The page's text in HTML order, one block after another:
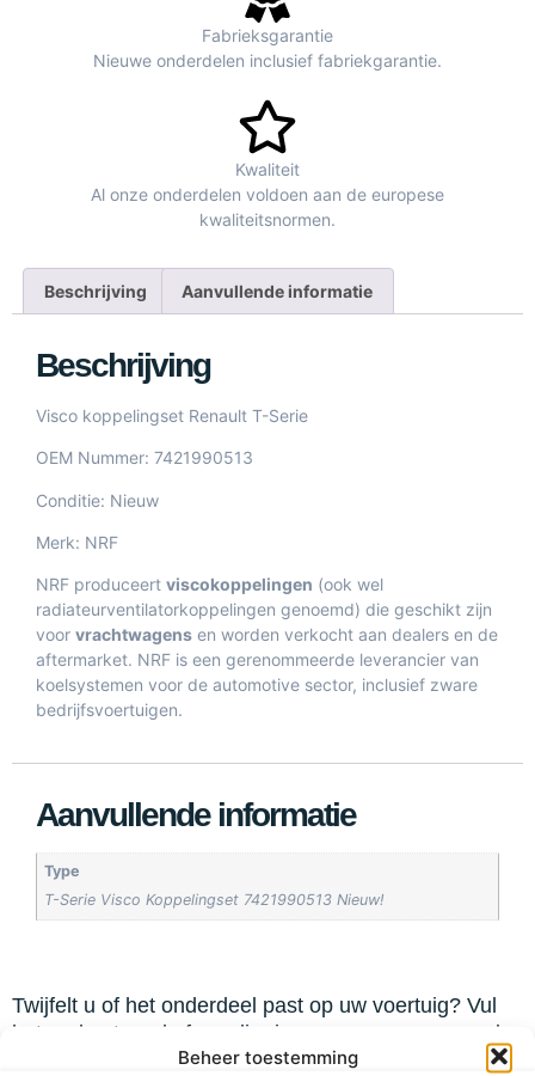
Beheer toestemming
Fabrieksgarantie
Nieuwe onderdelen inclusief fabriekgarantie.
Kwaliteit
Al onze onderdelen voldoen aan de europese
kwaliteitsnormen.
Beschrijving Aanvullende informatie
Beschrijving
Visco koppelingset Renault T-Serie
OEM Nummer: 7421990513
Conditie: Nieuw
Merk: NRF
NRF produceert viscokoppelingen (ook wel
radiateurventilatorkoppelingen genoemd) die geschikt zijn
voor vrachtwagens en worden verkocht aan dealers en de
aftermarket. NRF is een gerenommeerde leverancier van
koelsystemen voor de automotive sector, inclusief zware
bedrijfsvoertuigen.
Aanvullende informatie
Type
T-Serie Visco Koppelingset 7421990513 Nieuw!
Twijfelt u of het onderdeel past op uw voertuig? Vul
het onderstaande formulier in en we nemen zo snel
mogelijk contact met u op!